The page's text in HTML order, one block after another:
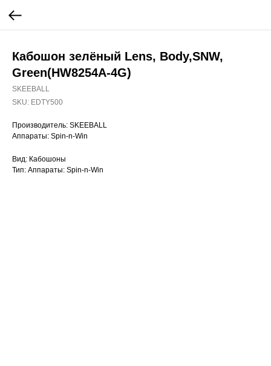
Кабошон зелёный Lens, Body,SNW,
Green(HW8254A-4G)
SKEEBALL
SKU: EDTY500
Производитель: SKEEBALL
Аппараты: Spin-n-Win
Вид: Кабошоны
Тип: Аппараты: Spin-n-Win